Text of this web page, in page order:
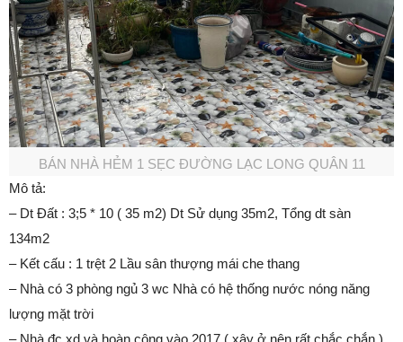
BÁN NHÀ HẺM 1 SẸC ĐƯỜNG LẠC LONG QUÂN 11
Mô tả:
– Dt Đất : 3;5 * 10 ( 35 m2) Dt Sử dụng 35m2, Tổng dt sàn
134m2
– Kết cấu : 1 trệt 2 Lầu sân thượng mái che thang
– Nhà có 3 phòng ngủ 3 wc Nhà có hệ thống nước nóng năng
lượng mặt trời
– Nhà đc xd và hoàn công vào 2017 ( xây ở nên rất chắc chắn )